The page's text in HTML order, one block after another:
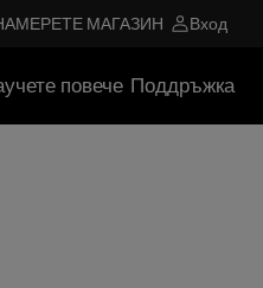
МАГАЗИН Вход
повече Поддръжка